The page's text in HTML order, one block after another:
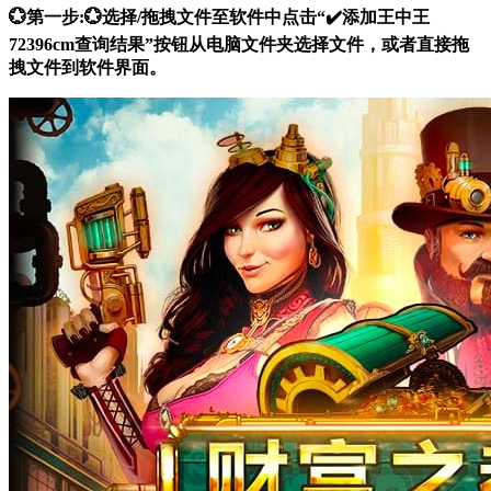
💮第一步:💮选择/拖拽文件至软件中点击“✔️添加王中王
72396cm查询结果”按钮从电脑文件夹选择文件，或者直接拖
拽文件到软件界面。